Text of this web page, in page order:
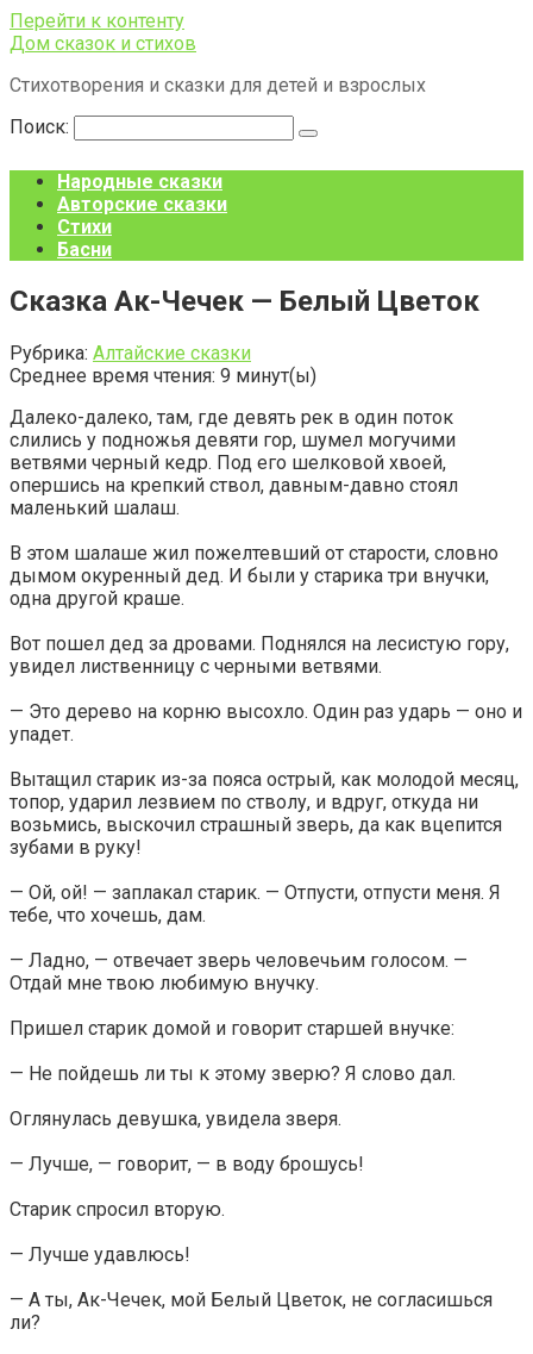
Перейти к контенту
Дом сказок и стихов
Стихотворения и сказки для детей и взрослых
Поиск:
Народные сказки
Авторские сказки
Стихи
Басни
Сказка Ак-Чечек — Белый Цветок
Рубрика: Алтайские сказки
Среднее время чтения: 9 минут(ы)
Далеко-далеко, там, где девять рек в один поток
слились у подножья девяти гор, шумел могучими
ветвями черный кедр. Под его шелковой хвоей,
опершись на крепкий ствол, давным-давно стоял
маленький шалаш.
В этом шалаше жил пожелтевший от старости, словно
дымом окуренный дед. И были у старика три внучки,
одна другой краше.
Вот пошел дед за дровами. Поднялся на лесистую гору,
увидел лиственницу с черными ветвями.
— Это дерево на корню высохло. Один раз ударь — оно и
упадет.
Вытащил старик из-за пояса острый, как молодой месяц,
топор, ударил лезвием по стволу, и вдруг, откуда ни
возьмись, выскочил страшный зверь, да как вцепится
зубами в руку!
— Ой, ой! — заплакал старик. — Отпусти, отпусти меня. Я
тебе, что хочешь, дам.
— Ладно, — отвечает зверь человечьим голосом. —
Отдай мне твою любимую внучку.
Пришел старик домой и говорит старшей внучке:
— Не пойдешь ли ты к этому зверю? Я слово дал.
Оглянулась девушка, увидела зверя.
— Лучше, — говорит, — в воду брошусь!
Старик спросил вторую.
— Лучше удавлюсь!
— А ты, Ак-Чечек, мой Белый Цветок, не согласишься
ли?